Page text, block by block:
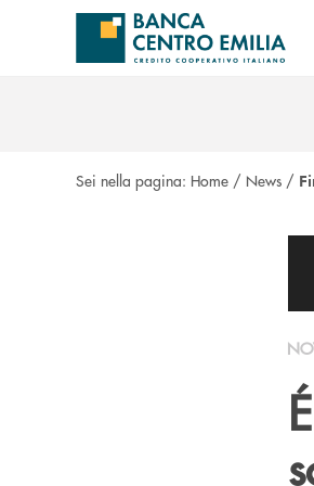
Salta al contenuto principale
Sei nella pagina: Home / News /